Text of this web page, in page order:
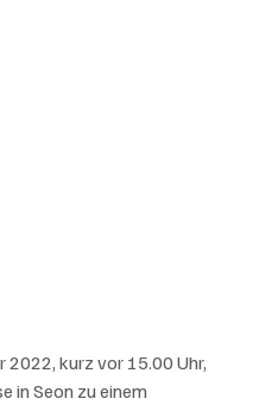
kurz vor 15.00 Uhr,
in Seon zu einem